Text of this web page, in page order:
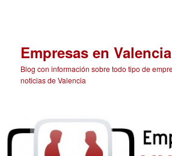
Empresas en Valencia
Blog con información sobre todo tipo de
noticias de Valencia